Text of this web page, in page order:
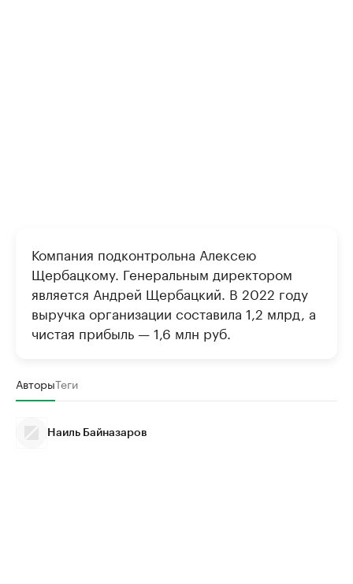
Компания подконтрольна Алексею
Щербацкому. Генеральным директором
является Андрей Щербацкий. В 2022 году
выручка организации составила 1,2 млрд, а
чистая прибыль — 1,6 млн руб.
АвторыТеги
Наиль Байназаров